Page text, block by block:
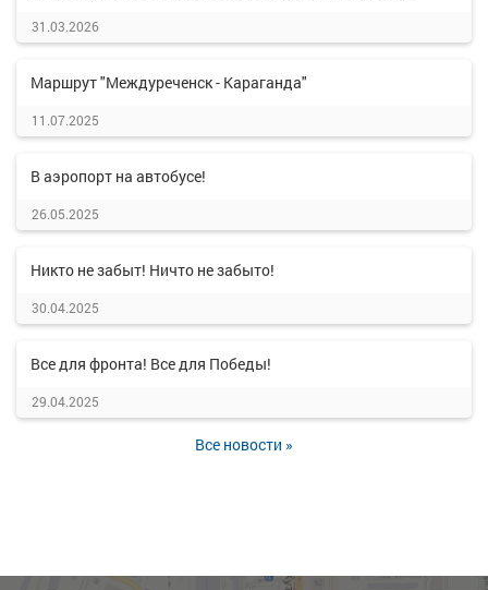
31.03.2026
Маршрут "Междуреченск - Караганда"
11.07.2025
В аэропорт на автобусе!
26.05.2025
Никто не забыт! Ничто не забыто!
30.04.2025
Все для фронта! Все для Победы!
29.04.2025
Все новости »